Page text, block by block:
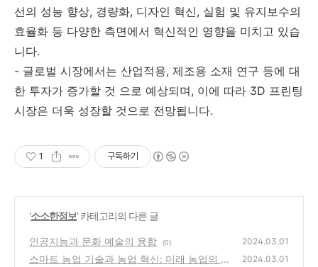
선의 성능 향상, 경량화, 디자인 혁신, 실험 및 유지보수의
효율화 등 다양한 측면에서 혁신적인 영향을 미치고 있습
니다.
- 글로벌 시장에서는 산업적용, 제조용 소재 연구 등에 대
한 투자가 증가할 것 으로 예상되며, 이에 따라 3D 프린팅
시장은 더욱 성장할 것으로 전망됩니다.
1 구독하기
'소소한정보' 카테고리의 다른 글
인공지능과 문화 예술의 융합 (0) 2024.03.01
스마트 농업 기술과 농업 혁신: 미래 농업의 지
2024.03.01